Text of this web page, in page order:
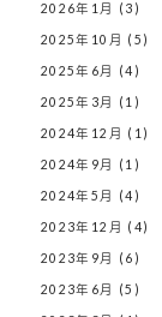
2026年1月 (3)
2025年10月 (5)
2025年6月 (4)
2025年3月 (1)
2024年12月 (1)
2024年9月 (1)
2024年5月 (4)
2023年12月 (4)
2023年9月 (6)
2023年6月 (5)